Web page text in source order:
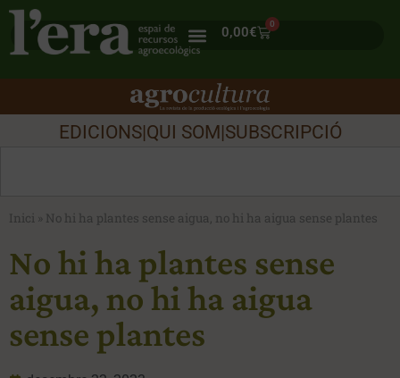
0,00€
0
EDICIONS|QUI SOM|SUBSCRIPCIÓ
Inici » No hi ha plantes sense aigua, no hi ha aigua sense plantes
No hi ha plantes sense
aigua, no hi ha aigua
sense plantes